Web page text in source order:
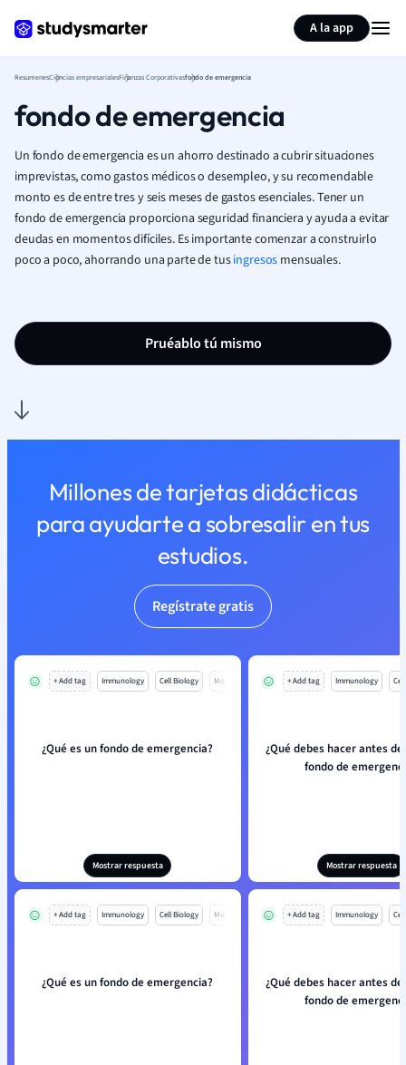
A la app
ResumenesCiencias empresarialesFinanzas Corporativasfondo de emergencia
fondo de emergencia
Un fondo de emergencia es un ahorro destinado a cubrir situaciones
imprevistas, como gastos médicos o desempleo, y su recomendable
monto es de entre tres y seis meses de gastos esenciales. Tener un
fondo de emergencia proporciona seguridad financiera y ayuda a evitar
deudas en momentos difíciles. Es importante comenzar a construirlo
poco a poco, ahorrando una parte de tusingresos mensuales.
Pruéablo tú mismo
Millones de tarjetas didácticas
para ayudarte a sobresalir en tus
estudios.
Regístrate gratis
+ Add tag Immunology Cell Biology Mo
¿Qué es un fondo de emergencia?
Mostrar respuesta
+ Add tag Immunology
¿Qué debes hacer antes
fondo de
Mostrar respuesta
+ Add tag Immunology Cell Biology Mo
¿Qué es un fondo de emergencia?
+ Add tag Immunology
¿Qué debes hacer antes
fondo de
Resumir página